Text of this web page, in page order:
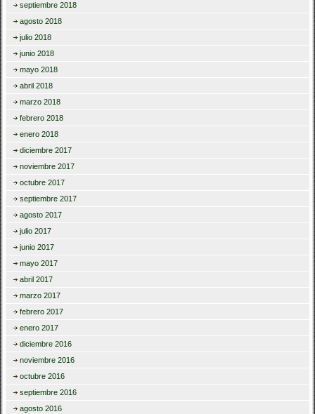
septiembre 2018
agosto 2018
julio 2018
junio 2018
mayo 2018
abril 2018
marzo 2018
febrero 2018
enero 2018
diciembre 2017
noviembre 2017
octubre 2017
septiembre 2017
agosto 2017
julio 2017
junio 2017
mayo 2017
abril 2017
marzo 2017
febrero 2017
enero 2017
diciembre 2016
noviembre 2016
octubre 2016
septiembre 2016
agosto 2016